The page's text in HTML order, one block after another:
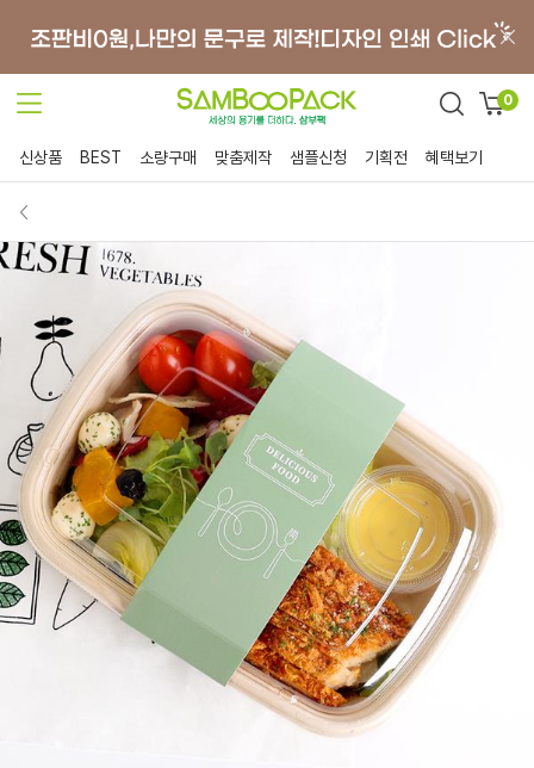
0
신상품 BEST 소량구매 맞춤제작 샘플신청 기획전 혜택보기